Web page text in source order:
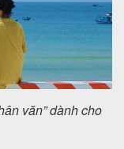
văn” dành cho